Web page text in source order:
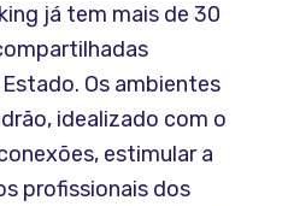
já tem mais de 30
Os ambientes
idealizado com o
estimular a
profissionais dos